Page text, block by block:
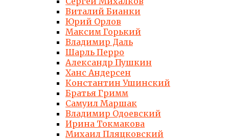
Виталий Бианки
Юрий Орлов
Максим Горький
Владимир Даль
Шарль Перро
Александр Пушкин
Ханс Андерсен
Константин Ушинский
Братья Гримм
Самуил Маршак
Владимир Одоевский
Ирина Токмакова
Михаил Пляцковский